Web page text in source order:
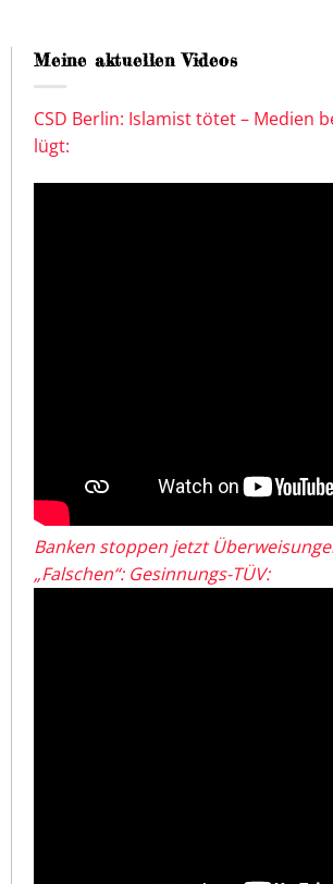
Meine aktuellen Videos
CSD Berlin: Islamist tötet – Medien
lügt:
Banken stoppen jetzt
„Falschen“: Gesinnungs-TÜV: